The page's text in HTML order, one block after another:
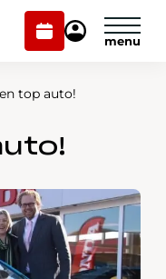
Plan
onderhoud
Mijn
top auto!